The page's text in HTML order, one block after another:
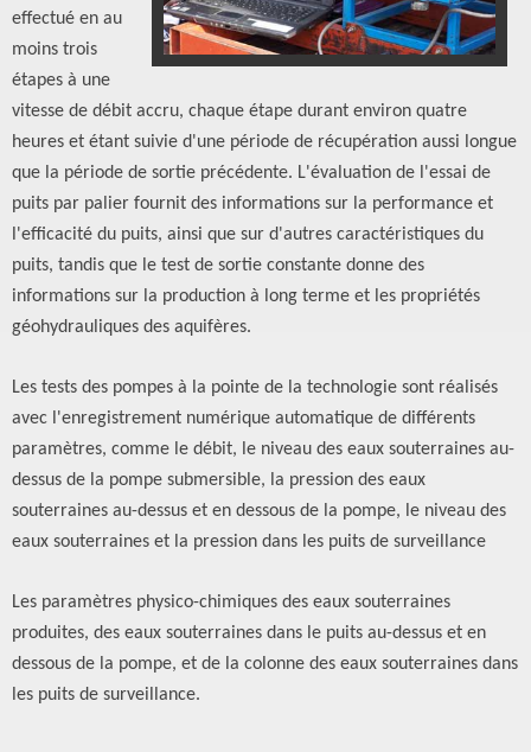
effectué en au
moins trois
étapes à une
vitesse de débit accru, chaque étape durant environ quatre
heures et étant suivie d'une période de récupération aussi longue
que la période de sortie précédente. L'évaluation de l'essai de
puits par palier fournit des informations sur la performance et
l'efficacité du puits, ainsi que sur d'autres caractéristiques du
puits, tandis que le test de sortie constante donne des
informations sur la production à long terme et les propriétés
géohydrauliques des aquifères.
Les tests des pompes à la pointe de la technologie sont réalisés
avec l'enregistrement numérique automatique de différents
paramètres, comme le débit, le niveau des eaux souterraines au-
dessus de la pompe submersible, la pression des eaux
souterraines au-dessus et en dessous de la pompe, le niveau des
eaux souterraines et la pression dans les puits de surveillance
Les paramètres physico-chimiques des eaux souterraines
produites, des eaux souterraines dans le puits au-dessus et en
dessous de la pompe, et de la colonne des eaux souterraines dans
les puits de surveillance.